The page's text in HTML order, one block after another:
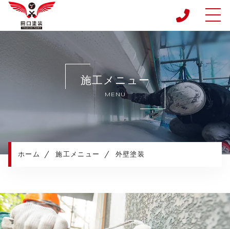
当社について
施工メニュー
施工実績
施工の流れ
施工メニュー
MENU
ホーム 施工メニュー 外壁塗装